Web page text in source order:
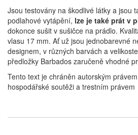
Jsou testovány na škodlivé látky a jsou
podlahové vytápění, lze je také prát v
dokonce sušit v sušičce na prádlo.
vlasu 17 mm. Ať už jsou jednobarevné
designem, v různých barvách a
předložky Barbados zaručeně vhodné
Tento text je chráněn autorským
hospodářské soutěži a trestním právem